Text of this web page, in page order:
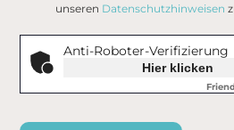
unseren Datenschutzhinweisen
Anti-Roboter-Verifizierung
Hier klicken